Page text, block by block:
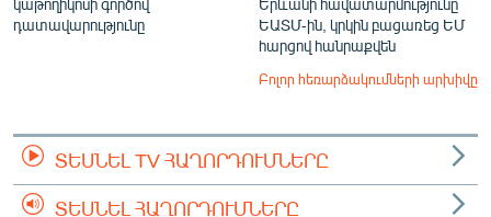
կաթողիկոսի գործով
դատավարությունը
Երևանի հավատարմությունը
ԵԱՏՄ-ին, կրկին բացառեց ԵՄ
հարցով հանրաքվեն
Բոլոր հեռարձակումների արխիվը
ՏԵՍՆԵԼ TV ՀԱՂՈՐԴՈՒՄՆԵՐԸ
ՏԵՍՆԵԼ ՀԱՂՈՐԴՈՒՄՆԵՐԸ